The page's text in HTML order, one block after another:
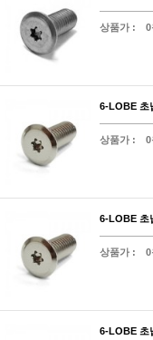
상품가 : 0
6-LOBE 초
상품가 : 0
6-LOBE 초
상품가 : 0
6-LOBE 초